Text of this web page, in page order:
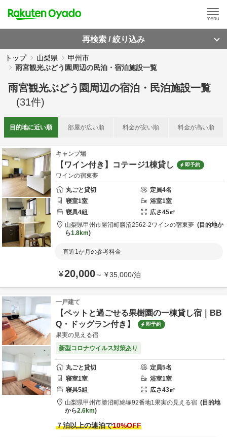
再検索 / 絞り込み
トップ 山梨県
甲州市
雨宮観光ぶどう園周辺の民泊・宿泊施設一覧
雨宮観光ぶどう園周辺の宿泊・民泊施設一覧
(31件)
目的地に近い順 部屋が広い順 料金が安い順 料金が高い順
キャンプ場
【ワイン付き】コテージ1棟貸し 即予約
ワインの宿東夢
丸ごと貸切
定員4名
寝室1室 浴室1室
寝具4組 広さ45㎡
山梨県甲州市勝沼町勝沼2562-2ワインの宿東夢
目的地か
ら1.8km
直近1か月の参考料金
¥20,000～ ¥35,000/泊
一戸建て
【ペットと過ごせる果樹園の一棟貸し宿｜BB
Q・ドッグラン付き】
即予約
果実の見える宿
新型コロナウイルス対策あり
丸ごと貸切 定員5名
寝室1室 浴室1室
寝具5組 広さ43㎡
山梨県甲州市勝沼町綿塚92番地1果実の見える宿
目的地
から2.6km
７泊以上の連泊で10%OFF